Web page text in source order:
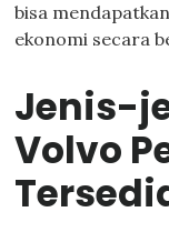
bisa
ekonomi secara
Jenis-
Volvo